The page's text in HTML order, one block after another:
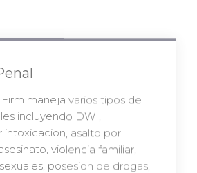
maneja varios tipos de
incluyendo DWI,
intoxicacion, asalto por
violencia familiar,
posesion de drogas,